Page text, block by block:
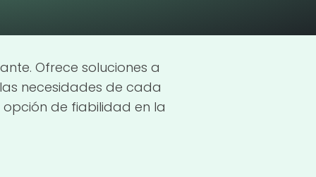
Ofrece soluciones a
necesidades de cada
de fiabilidad en la